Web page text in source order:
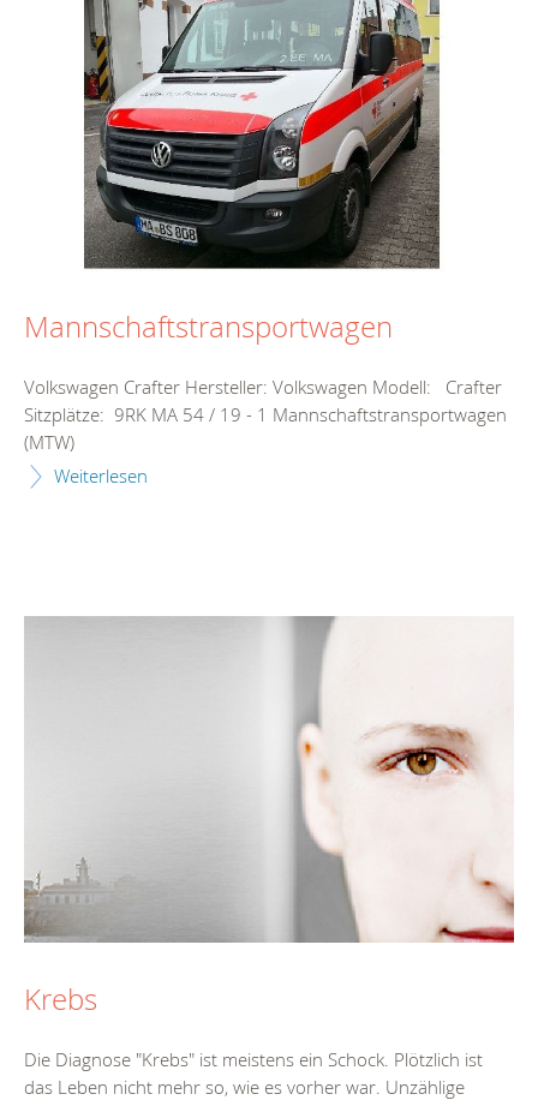
Mannschaftstransportwagen
Volkswagen Crafter Hersteller: Volkswagen Modell: Crafter
Sitzplätze: 9RK MA 54 / 19 - 1 Mannschaftstransportwagen
(MTW)
Weiterlesen
Krebs
Die Diagnose "Krebs" ist meistens ein Schock. Plötzlich ist
das Leben nicht mehr so, wie es vorher war. Unzählige